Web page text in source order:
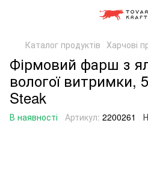
Каталог продуктів Харчові
Фірмовий фарш з
вологої витримки,
Steak
В наявності Артикул: 2200261